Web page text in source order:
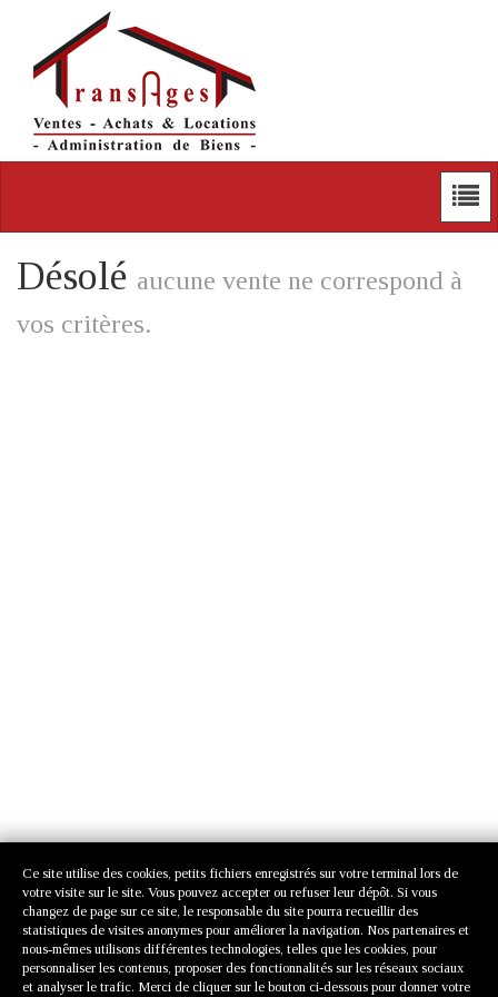
Ce site utilise des cookies, petits fichiers enregistrés sur votre terminal lors de
votre visite sur le site. Vous pouvez accepter ou refuser leur dépôt. Si vous
changez de page sur ce site, le responsable du site pourra recueillir des
statistiques de visites anonymes pour améliorer la navigation. Nos partenaires et
nous-mêmes utilisons différentes technologies, telles que les cookies, pour
personnaliser les contenus, proposer des fonctionnalités sur les réseaux sociaux
et analyser le trafic. Merci de cliquer sur le bouton ci-dessous pour donner votre
Désolé aucune vente ne correspond à
vos critères.